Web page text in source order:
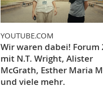
YOUTUBE.COM
Wir waren dabei! Forum
mit N.T. Wright, Alister
McGrath, Esther Maria
und viele mehr.